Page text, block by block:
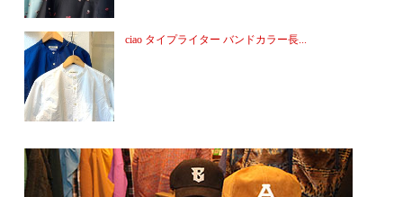
ciao タイプライター バンドカラー長...